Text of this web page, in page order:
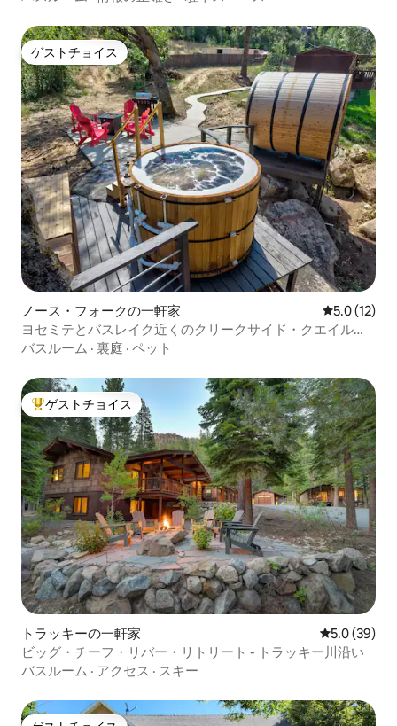
ルをクリックしてください。 • その他の
リスティング：
https://abnb.me/J4mK5I4DiL サンタナロ
ウの雰囲気は特別です！ カジュアルなも
のから高級なものまで、エリアにはたく
さんのレストランやショップがありま
す。ここにはいつも何かすることができ
ます。 一方、サロンやスパもありますの
で、ご自分へのご褒美にもなります。 こ
のコンドミニアムから徒歩圏内には、多
くのレストラン、ショップ、エンターテ
イメント施設があります。 車は必要あり
ません。 サンタナ・ロウは高速道路の近
くにあり、通勤も簡単です。 ご滞在中に
ご不明な点やお困りのことがございまし
たら、お電話でいつでも対応いたしま
近くで働いています。 ご到着後は、必要
な時以外はお手をつけません。 サンタナ
ロウは、サンノゼ中心部にある高級屋外
ものから高級なものまで、レストランや
ショップがたくさんあり、CineArts映画
館、サロンやスパがあり、午後はくつろ
いでおくつろぎいただけます。 高速道路
101、880、高速道路280、17、87へのア
クセスが便利なロケーションです。 主要
空港： • SJC（サンノゼ空港）まで：5.9
マイル/約13分。 • OAK（オークランド国
際空港）へ：37.5マイル/約43分。 •
SFO（サンフランシスコ国際空港）へ：
37.9マイル/約45分 コンベンションセンタ
ー： •サンノゼ・マッケナリー・コンベン
ションセンターから3.7マイル •サンタク
ララコンベンションセンターから7.5マイ
イル •新しいリーバイス・スタジアムから
8.4マイル。 49'ersの本拠地。 サンノゼ
（およびベイエリアのサウスベイ全体）
おり、バスとライトレール（近代的な路
面電車）サービスを運営しています。 ま
ゲストチョイス
ゲストチョイス
ノース・フォークの一軒家 レビュー12
5.0 (12)
ヨセミテとバスレイク近くのクリークサイド・クエイル・
ランディング
バスルーム · 裏庭 · ペット
大好評のゲストチョイスです。
ゲストチョイス
トラッキーの一軒家 レビュー39
5.0 (39)
ビッグ・チーフ・リバー・リトリート - トラッキー川沿い
バスルーム · アクセス · スキー